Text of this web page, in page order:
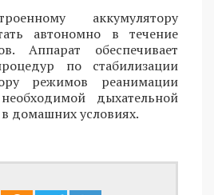
аккумулятору
автономно в течение
Аппарат обеспечивает
по стабилизации
режимов реанимации
дыхательной
домашних условиях.